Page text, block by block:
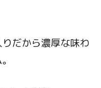
だから濃厚な味わ